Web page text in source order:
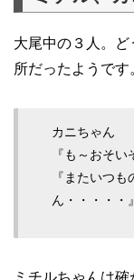
大尾中の３人。
所だったようです
カニちゃん
『も～おそい
『またいつ
ん・・・・・』
ミチルちゃんは